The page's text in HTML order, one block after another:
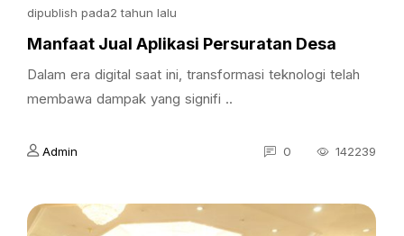
dipublish pada2 tahun lalu
Manfaat Jual Aplikasi Persuratan Desa
Dalam era digital saat ini, transformasi teknologi telah
membawa dampak yang signifi ..
Admin 0 142239